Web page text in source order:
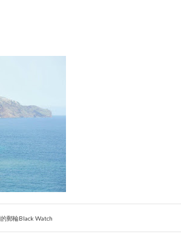
郵輪Black Watch